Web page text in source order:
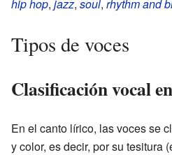
hip hop, jazz, soul, rhythm and
Tipos de voces
Clasificación vocal
En el canto lírico, las voces se
y color, es decir, por su tesitura